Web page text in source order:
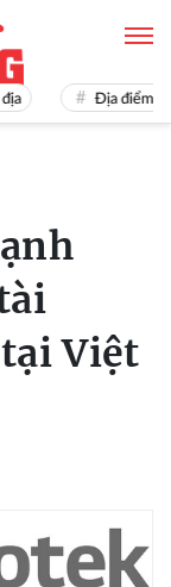
Địa điểm du
Việt